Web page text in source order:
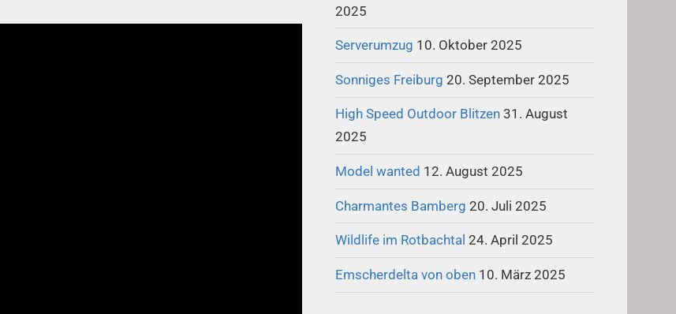
2025
Serverumzug 10. Oktober 2025
Sonniges Freiburg 20. September 2025
High Speed Outdoor Blitzen 31. August
2025
Model wanted 12. August 2025
Charmantes Bamberg 20. Juli 2025
Wildlife im Rotbachtal 24. April 2025
Emscherdelta von oben 10. März 2025